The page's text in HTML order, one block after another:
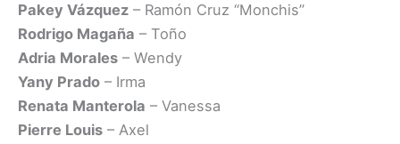
Pakey Vázquez – Ramón Cruz “Monchis”
Rodrigo Magaña – Toño
Adria Morales – Wendy
Yany Prado – Irma
Renata Manterola – Vanessa
Pierre Louis – Axel